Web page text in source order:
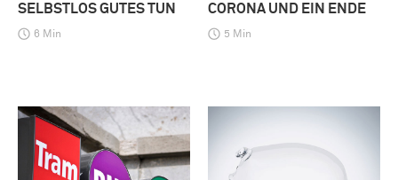
SELBSTLOS GUTES TUN
6 Min
CORONA UND EIN ENDE
5 Min